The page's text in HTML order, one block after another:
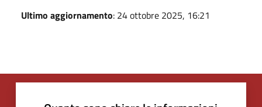
Ultimo aggiornamento: 24 ottobre 2025, 16:21